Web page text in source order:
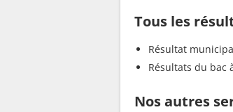
Tous les
Résultat
Résultats du bac
Nos autres